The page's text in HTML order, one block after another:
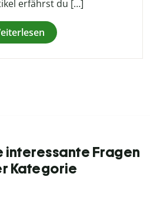
erfährst du […]
interessante Fragen
Kategorie